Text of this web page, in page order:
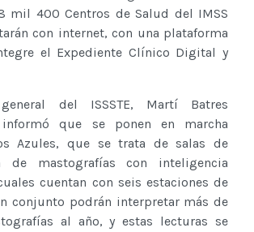
mil 400 Centros de Salud del IMSS
con internet, con una plataforma
el Expediente Clínico Digital y
del ISSSTE, Martí Batres
informó que se ponen en marcha
Azules, que se trata de salas de
de mastografías con inteligencia
cuentan con seis estaciones de
conjunto podrán interpretar más de
al año, y estas lecturas se